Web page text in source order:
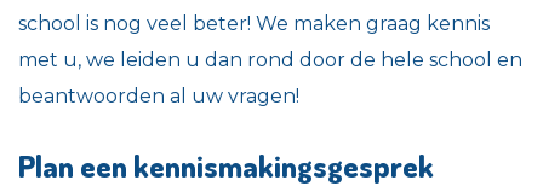
school is nog veel beter! We maken graag kennis
met u, we leiden u dan rond door de hele school en
beantwoorden al uw vragen!
Plan een kennismakingsgesprek